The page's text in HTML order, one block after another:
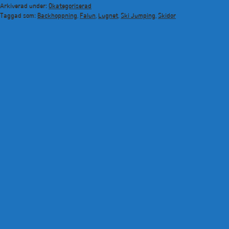
Arkiverad under:Okategoriserad
Taggad som:Backhoppning,Falun,Lugnet,Ski Jumping,Skidor